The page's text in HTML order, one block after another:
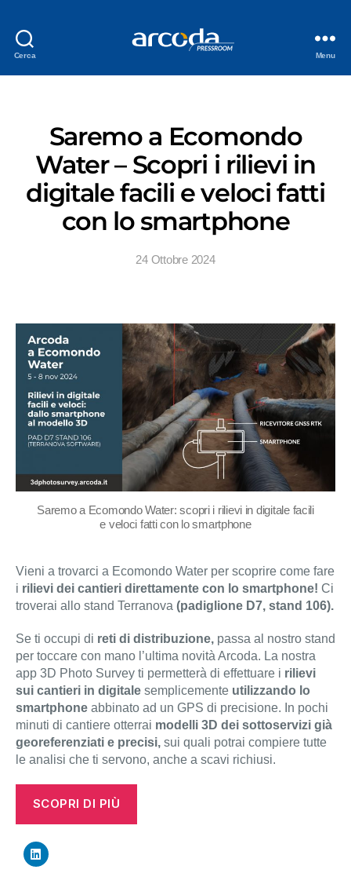
Cerca Menu
Saremo a Ecomondo
Water – Scopri i rilievi in
digitale facili e veloci fatti
con lo smartphone
24 Ottobre 2024
Saremo a Ecomondo Water: scopri i rilievi in digitale facili
e veloci fatti con lo smartphone
Vieni a trovarci a Ecomondo Water per scoprire come fare
i rilievi dei cantieri direttamente con lo smartphone! Ci
troverai allo stand Terranova (padiglione D7, stand 106).
Se ti occupi di reti di distribuzione, passa al nostro stand
per toccare con mano l’ultima novità Arcoda. La nostra
app 3D Photo Survey ti permetterà di effettuare i rilievi
sui cantieri in digitale semplicemente utilizzando lo
smartphone abbinato ad un GPS di precisione. In pochi
minuti di cantiere otterrai modelli 3D dei sottoservizi già
georeferenziati e precisi, sui quali potrai compiere tutte
le analisi che ti servono, anche a scavi richiusi.
SCOPRI DI PIÙ